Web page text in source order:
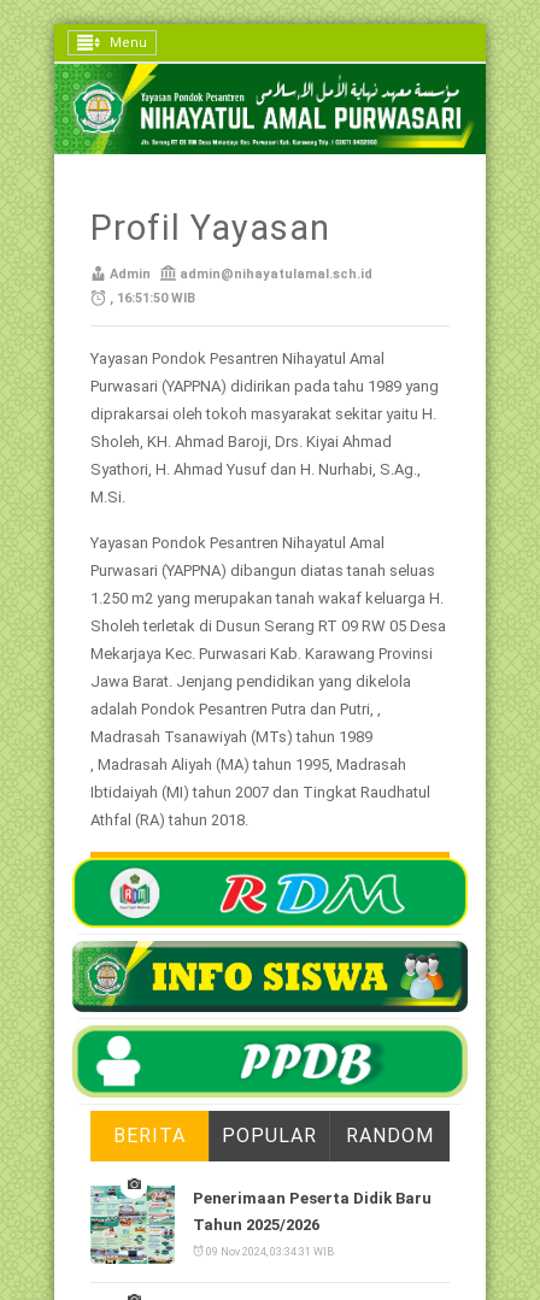
Menu
Profil Yayasan
Admin
admin@nihayatulamal.sch.id
, 16:51:50 WIB
Yayasan Pondok Pesantren Nihayatul Amal
Purwasari (YAPPNA) didirikan pada tahu 1989 yang
diprakarsai oleh tokoh masyarakat sekitar yaitu H.
Sholeh, KH. Ahmad Baroji, Drs. Kiyai Ahmad
Syathori, H. Ahmad Yusuf dan H. Nurhabi, S.Ag.,
M.Si.
Yayasan Pondok Pesantren Nihayatul Amal
Purwasari (YAPPNA) dibangun diatas tanah seluas
1.250 m2 yang merupakan tanah wakaf keluarga H.
Sholeh terletak di Dusun Serang RT 09 RW 05 Desa
Mekarjaya Kec. Purwasari Kab. Karawang Provinsi
Jawa Barat. Jenjang pendidikan yang dikelola
adalah Pondok Pesantren Putra dan Putri, ,
Madrasah Tsanawiyah (MTs) tahun 1989
, Madrasah Aliyah (MA) tahun 1995, Madrasah
Ibtidaiyah (MI) tahun 2007 dan Tingkat Raudhatul
Athfal (RA) tahun 2018.
BERITA POPULAR RANDOM
Penerimaan Peserta Didik Baru
Tahun 2025/2026
09 Nov 2024, 03:34:31 WIB